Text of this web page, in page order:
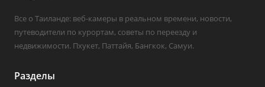
Все о Таиланде: веб-камеры в реальном времени, новости,
путеводители по курортам, советы по переезду и
недвижимости. Пхукет, Паттайя, Бангкок, Самуи.
Разделы